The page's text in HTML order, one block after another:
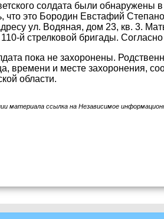
солдата были обнаружены
что это Бородин Евстафий
ул. Водяная, дом 23, кв. 3.
й стрелковой бригады.
пока не захоронены.
времени и месте захоронения,
области.
материала ссылка на Независимое